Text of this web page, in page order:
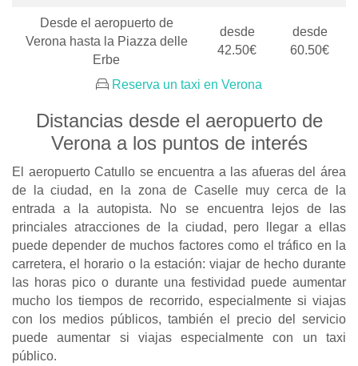
Desde el aeropuerto de
Verona hasta la Piazza delle
Erbe
desde
42.50€
desde
60.50€
Reserva un taxi en Verona
Distancias desde el aeropuerto de
Verona a los puntos de interés
El aeropuerto Catullo se encuentra a las afueras del área
de la ciudad, en la zona de Caselle muy cerca de la
entrada a la autopista. No se encuentra lejos de las
princiales atracciones de la ciudad, pero llegar a ellas
puede depender de muchos factores como el tráfico en la
carretera, el horario o la estación: viajar de hecho durante
las horas pico o durante una festividad puede aumentar
mucho los tiempos de recorrido, especialmente si viajas
con los medios públicos, también el precio del servicio
puede aumentar si viajas especialmente con un taxi
público.